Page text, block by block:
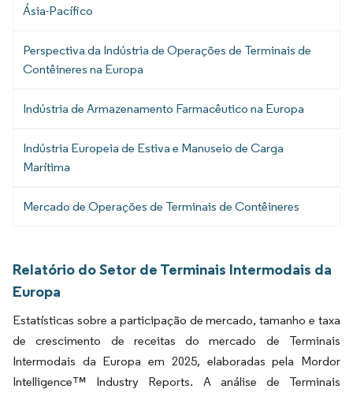
Ásia-Pacífico
Perspectiva da Indústria de Operações de Terminais de
Contêineres na Europa
Indústria de Armazenamento Farmacêutico na Europa
Indústria Europeia de Estiva e Manuseio de Carga
Marítima
Mercado de Operações de Terminais de Contêineres
Relatório do Setor de Terminais Intermodais da
Europa
Estatísticas sobre a participação de mercado, tamanho e taxa
de crescimento de receitas do mercado de Terminais
Intermodais da Europa em 2025, elaboradas pela Mordor
Intelligence™ Industry Reports. A análise de Terminais